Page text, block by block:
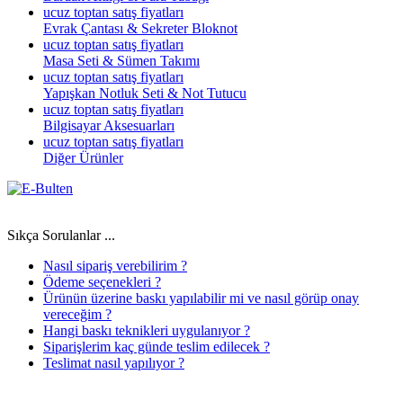
ucuz toptan satış fiyatları
Evrak Çantası & Sekreter Bloknot
ucuz toptan satış fiyatları
Masa Seti & Sümen Takımı
ucuz toptan satış fiyatları
Yapışkan Notluk Seti & Not Tutucu
ucuz toptan satış fiyatları
Bilgisayar Aksesuarları
ucuz toptan satış fiyatları
Diğer Ürünler
Sıkça Sorulanlar ...
Nasıl sipariş verebilirim ?
Ödeme seçenekleri ?
Ürünün üzerine baskı yapılabilir mi ve nasıl görüp onay
vereceğim ?
Hangi baskı teknikleri uygulanıyor ?
Siparişlerim kaç günde teslim edilecek ?
Teslimat nasıl yapılıyor ?